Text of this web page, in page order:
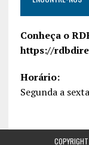
Conheça o
https://
Horário:
Segunda a